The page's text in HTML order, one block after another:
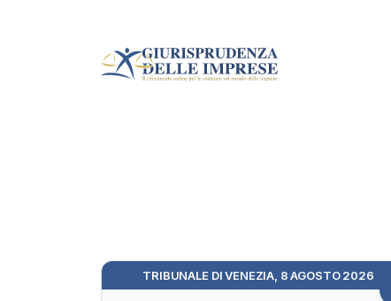
TRIBUNALE DI VENEZIA, 8 AGOSTO 2026